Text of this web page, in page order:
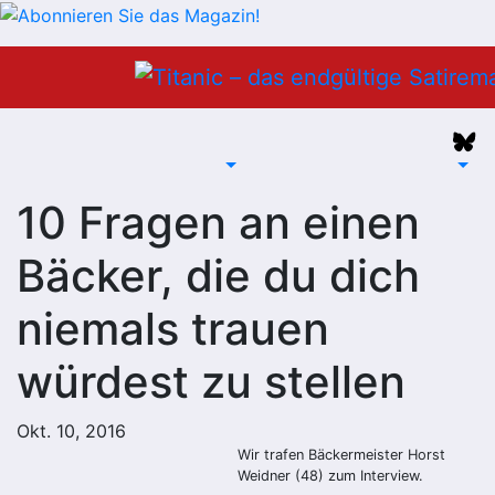
10 Fragen an einen
Bäcker, die du dich
niemals trauen
würdest zu stellen
Okt. 10, 2016
Wir trafen Bäckermeister Horst
Weidner (48) zum Interview.